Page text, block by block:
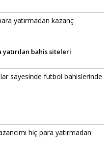
yatırmadan kazanç
bahis siteleri
sayesinde futbol bahislerinde
hiç para yatırmadan